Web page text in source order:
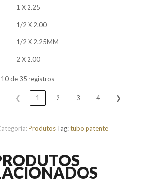
1 X 2.25
1/2 X 2.00
1/2 X 2.25MM
2 X 2.00
de 35 registros
❮ 1 2 3 4 ❯
Produtos Tag:tubo patente